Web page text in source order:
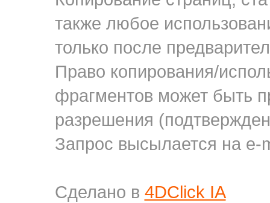
также любое
только после
Право копирования/
фрагментов может быть
разрешения
Запрос высылается на e-
Сделано в 4DClick IA